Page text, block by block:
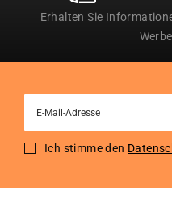
Erhalten Sie
for
Ich stimme den